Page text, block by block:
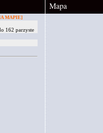
MAPIE]
162 parzyste
Mapa